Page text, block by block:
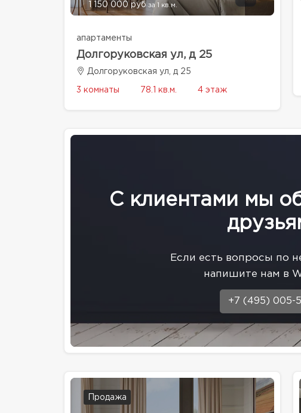
1 150 000 руб за 1 кв.м.
апартаменты
Долгоруковская ул, д 25
Долгоруковская ул, д 25
3 комнаты 78.1 кв.м. 4 этаж
С клиентами мы
Eсли есть вопросы по
напишите нам в
+7 (495) 005-
Продажа